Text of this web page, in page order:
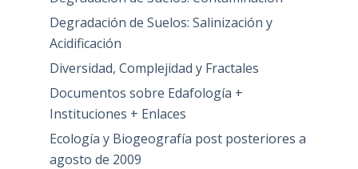
Degradación de Suelos: Salinización y
Acidificación
Diversidad, Complejidad y Fractales
Documentos sobre Edafología +
Instituciones + Enlaces
Ecología y Biogeografía post posteriores a
agosto de 2009